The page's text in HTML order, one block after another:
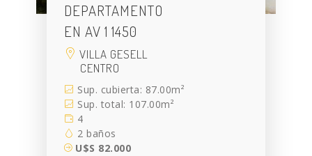
DEPARTAMENTO
EN AV 1 1450
VILLA GESELL
CENTRO
Sup. cubierta: 87.00m²
Sup. total: 107.00m²
4
2 baños
U$S 82.000